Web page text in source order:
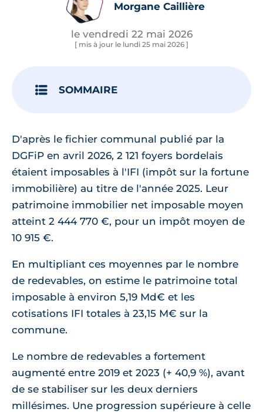
Morgane Caillière
le vendredi 22 mai 2026
[ mis à jour le lundi 25 mai 2026 ]
SOMMAIRE
D'après le fichier communal publié par la
DGFiP en avril 2026, 2 121 foyers bordelais
étaient imposables à l'IFI (impôt sur la fortune
immobilière) au titre de l'année 2025. Leur
patrimoine immobilier net imposable moyen
atteint 2 444 770 €, pour un impôt moyen de
10 915 €.
En multipliant ces moyennes par le nombre
de redevables, on estime le patrimoine total
imposable à environ 5,19 Md€ et les
cotisations IFI totales à 23,15 M€ sur la
commune.
Le nombre de redevables a fortement
augmenté entre 2019 et 2023 (+ 40,9 %), avant
de se stabiliser sur les deux derniers
millésimes. Une progression supérieure à celle